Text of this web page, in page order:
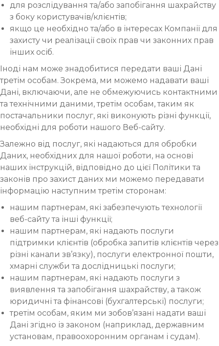
для розслідування та/або запобігання шахрайству
з боку користувачів/клієнтів;
якщо це необхідно та/або в інтересах Компанії для
захисту чи реалізації своїх прав чи законних прав
інших осіб.
Іноді нам може знадобитися передати ваші Дані
третім особам. Зокрема, ми можемо надавати ваші
Дані, включаючи, але не обмежуючись контактними
та технічними даними, третім особам, таким як
постачальники послуг, які виконують різні функції,
необхідні для роботи нашого Веб-сайту.
Залежно від послуг, які надаються для обробки
Даних, необхідних для нашої роботи, на основі
наших інструкцій, відповідно до цієї Політики та
законів про захист даних ми можемо передавати
інформацію наступним третім сторонам:
нашим партнерам, які забезпечують технології
веб-сайту та інші функції;
нашим партнерам, які надають послуги
підтримки клієнтів (обробка запитів клієнтів через
різні канали зв’язку), послуги електронної пошти,
хмарні служби та дослідницькі послуги;
нашим партнерам, які надають послуги з
виявлення та запобігання шахрайству, а також
юридичні та фінансові (бухгалтерські) послуги;
третім особам, яким ми зобов’язані надати ваші
Дані згідно із законом (наприклад, державним
установам, правоохоронним органам і судам).